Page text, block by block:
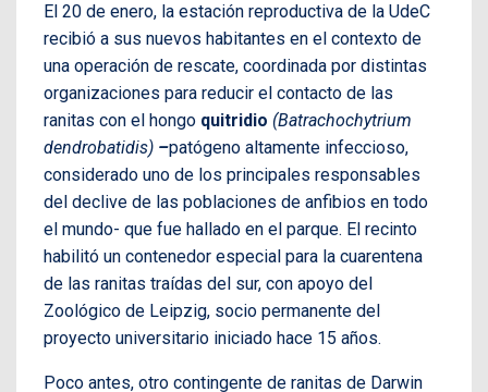
El 20 de enero, la estación reproductiva de la UdeC
recibió a sus nuevos habitantes en el contexto de
una operación de rescate, coordinada por distintas
organizaciones para reducir el contacto de las
ranitas con el hongo quitridio (Batrachochytrium
dendrobatidis) –patógeno altamente infeccioso,
considerado uno de los principales responsables
del declive de las poblaciones de anfibios en todo
el mundo- que fue hallado en el parque. El recinto
habilitó un contenedor especial para la cuarentena
de las ranitas traídas del sur, con apoyo del
Zoológico de Leipzig, socio permanente del
proyecto universitario iniciado hace 15 años.
Poco antes, otro contingente de ranitas de Darwin